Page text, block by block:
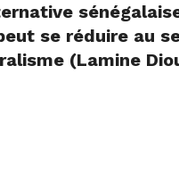
se réduire au
(Lamine